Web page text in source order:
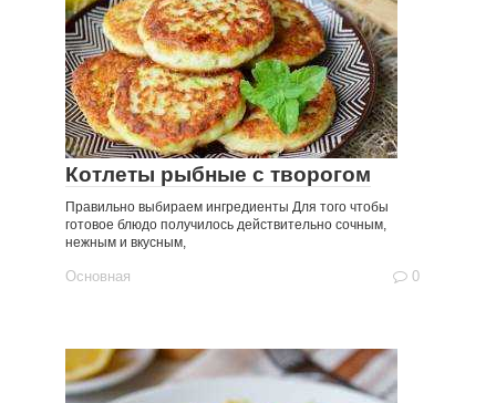
Котлеты рыбные с творогом
Правильно выбираем ингредиенты Для того чтобы
готовое блюдо получилось действительно сочным,
нежным и вкусным,
Основная 0